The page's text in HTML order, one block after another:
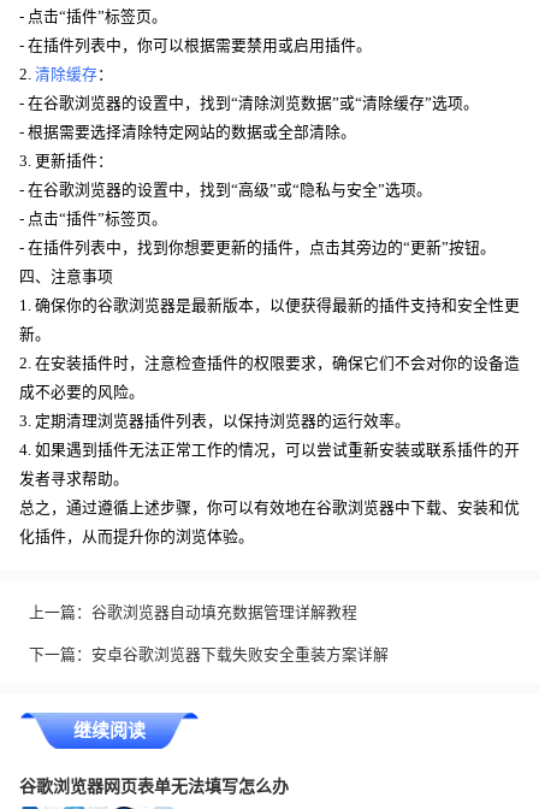
- 点击“插件”标签页。
- 在插件列表中，你可以根据需要禁用或启用插件。
2. 清除缓存：
- 在谷歌浏览器的设置中，找到“清除浏览数据”或“清除缓存”选项。
- 根据需要选择清除特定网站的数据或全部清除。
3. 更新插件：
- 在谷歌浏览器的设置中，找到“高级”或“隐私与安全”选项。
- 点击“插件”标签页。
- 在插件列表中，找到你想要更新的插件，点击其旁边的“更新”按钮。
四、注意事项
1. 确保你的谷歌浏览器是最新版本，以便获得最新的插件支持和安全性更
新。
2. 在安装插件时，注意检查插件的权限要求，确保它们不会对你的设备造
成不必要的风险。
3. 定期清理浏览器插件列表，以保持浏览器的运行效率。
4. 如果遇到插件无法正常工作的情况，可以尝试重新安装或联系插件的开
发者寻求帮助。
总之，通过遵循上述步骤，你可以有效地在谷歌浏览器中下载、安装和优
化插件，从而提升你的浏览体验。
上一篇： 谷歌浏览器自动填充数据管理详解教程
下一篇： 安卓谷歌浏览器下载失败安全重装方案详解
继续阅读
谷歌浏览器网页表单无法填写怎么办